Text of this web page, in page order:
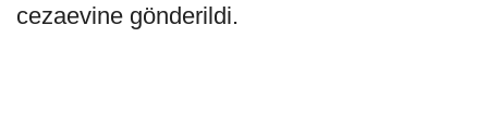
cezaevine gönderildi.